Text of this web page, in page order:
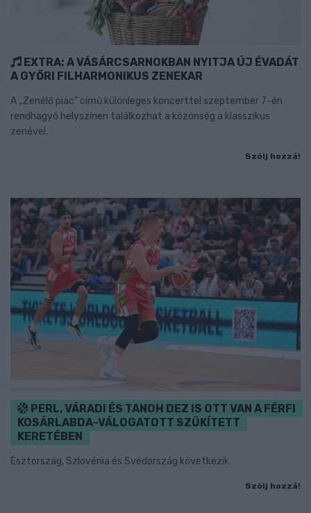
EXTRA: A VÁSÁRCSARNOKBAN NYITJA ÚJ ÉVADÁT
A GYŐRI FILHARMONIKUS ZENEKAR
A „Zenélő piac” című különleges koncerttel szeptember 7-én
rendhagyó helyszínen találkozhat a közönség a klasszikus
zenével.
Szólj hozzá!
PERL, VÁRADI ÉS TANOH DEZ IS OTT VAN A FÉRFI
KOSÁRLABDA-VÁLOGATOTT SZŰKÍTETT
KERETÉBEN
Észtország, Szlovénia és Svédország következik.
Szólj hozzá!